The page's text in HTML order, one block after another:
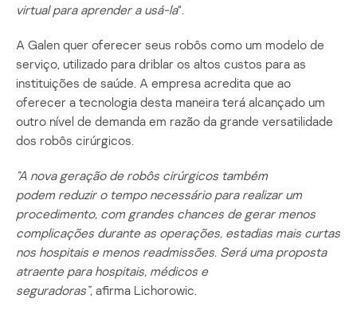
virtual para aprender a usá-la“.
A Galen quer oferecer seus robôs como um modelo de
serviço, utilizado para driblar os altos custos para as
instituições de saúde. A empresa acredita que ao
oferecer a tecnologia desta maneira terá alcançado um
outro nível de demanda em razão da grande versatilidade
dos robôs cirúrgicos.
“A nova geração de robôs cirúrgicos também
podem reduzir o tempo necessário para realizar um
procedimento, com grandes chances de gerar menos
complicações durante as operações, estadias mais curtas
nos hospitais e menos readmissões. Será uma proposta
atraente para hospitais, médicos e
seguradoras”, afirma Lichorowic.